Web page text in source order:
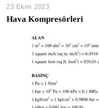
23 Ekim 2023
Hava Kompresörleri